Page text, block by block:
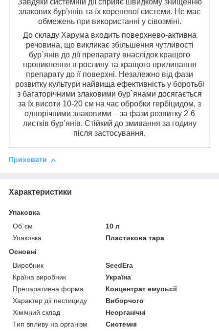
Завдяки системній дії сприяє швидкому знищенню
злакових бур’янів та їх кореневої системи. Не має
обмежень при використанні у сівозміні.
До складу Харума входить поверхнево-активна
речовина, що викликає збільшення чутливості
бур`янів до дії препарату внаслідок кращого
проникнення в рослину та кращого прилипання
препарату до її поверхні. Незалежно від фази
розвитку культури найвища ефективність у боротьбі
з багаторічними злаковими бур`янами досягається
за їх висоти 10-20 см на час обробки гербіцидом, з
однорічними злаковими – за фази розвитку 2-6
листків бур’янів. Стійкий до змивання за годину
після застосування.
Приховати
Характеристики
Упаковка
Об`єм
10 л
Упаковка
Пластикова тара
Основні
Виробник
SeedEra
Країна виробник
Україна
Препаративна форма
Концентрат емульсії
Характер дії пестициду
Виборчого
Хімічний склад
Неорганічні
Тип впливу на організм
Системні